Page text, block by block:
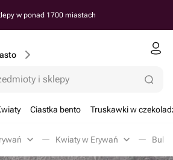
w ponad 1700 miastach
i sklepy
Ciastka bento Truskawki w
Kwiaty w Erywań